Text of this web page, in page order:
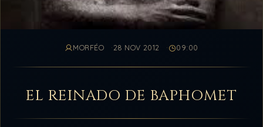
MORFÉO 28 NOV 2012 09:00
EL REINADO DE BAPHOMET